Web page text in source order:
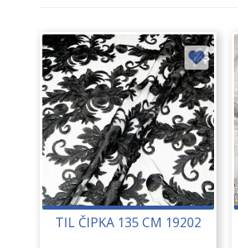
TIL ČIPKA 135 CM 19202